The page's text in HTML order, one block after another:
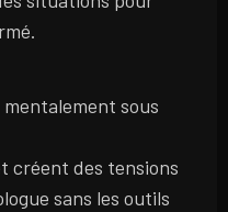
sous
créent des tensions
sans les outils